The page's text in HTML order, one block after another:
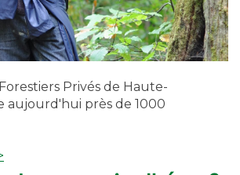
Privés de Haute-
aujourd'hui près de 1000